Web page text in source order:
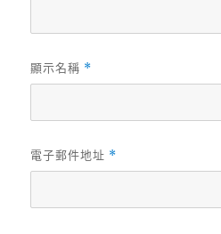
顯示名稱 *
電子郵件地址 *